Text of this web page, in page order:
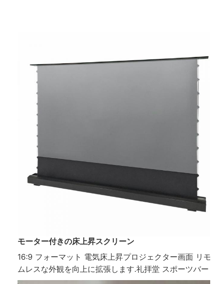
モーター付きの床上昇スクリーン
16:9 フォーマット 電気床上昇プロジェクター画面 リモ
ムレスな外観を向上に拡張します.礼拝堂 スポーツバー